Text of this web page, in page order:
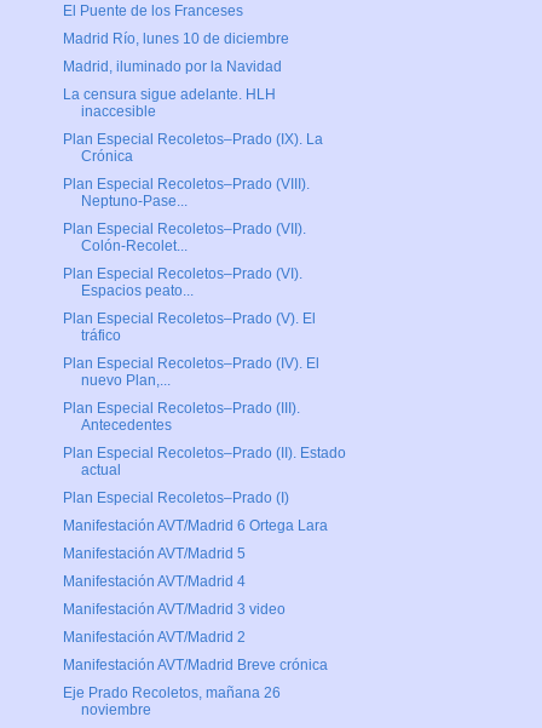
El Puente de los Franceses
Madrid Río, lunes 10 de diciembre
Madrid, iluminado por la Navidad
La censura sigue adelante. HLH
inaccesible
Plan Especial Recoletos–Prado (IX). La
Crónica
Plan Especial Recoletos–Prado (VIII).
Neptuno-Pase...
Plan Especial Recoletos–Prado (VII).
Colón-Recolet...
Plan Especial Recoletos–Prado (VI).
Espacios peato...
Plan Especial Recoletos–Prado (V). El
tráfico
Plan Especial Recoletos–Prado (IV). El
nuevo Plan,...
Plan Especial Recoletos–Prado (III).
Antecedentes
Plan Especial Recoletos–Prado (II). Estado
actual
Plan Especial Recoletos–Prado (I)
Manifestación AVT/Madrid 6 Ortega Lara
Manifestación AVT/Madrid 5
Manifestación AVT/Madrid 4
Manifestación AVT/Madrid 3 video
Manifestación AVT/Madrid 2
Manifestación AVT/Madrid Breve crónica
Eje Prado Recoletos, mañana 26
noviembre